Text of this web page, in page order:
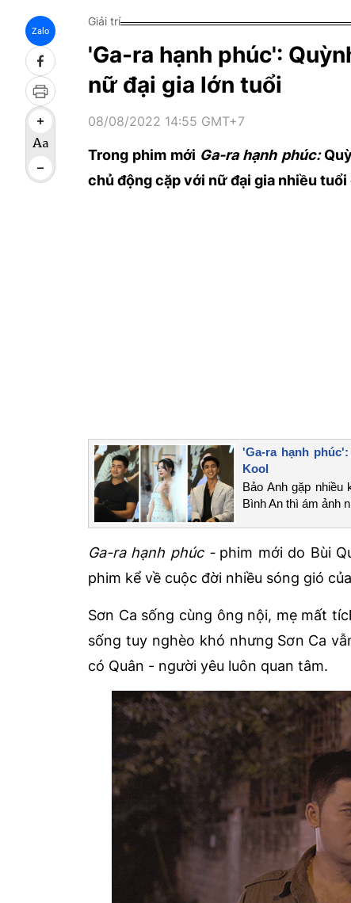
Zalo
Giải trí
'Ga-ra hạnh phúc':
nữ đại gia lớn tuổi
08/08/2022 14:55 GMT+7
Trong phim mới Ga-ra hạnh phúc:
chủ động cặp với nữ đại gia nhiều
'Ga-ra hạnh
Kool
Bảo Anh gặp nhiều
Bình An thì ám ảnh
Ga-ra hạnh phúc - phim mới do Bùi
phim kể về cuộc đời nhiều sóng gió
Sơn Ca sống cùng ông nội, mẹ mất
sống tuy nghèo khó nhưng Sơn Ca
có Quân - người yêu luôn quan tâm.